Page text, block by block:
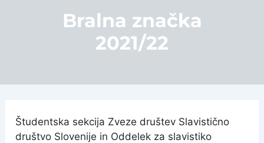
Bralna značka
2021/22
Študentska sekcija Zveze društev Slavistično
društvo Slovenije in Oddelek za slavistiko